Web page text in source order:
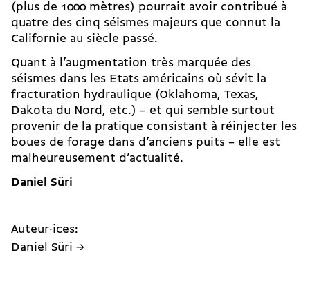
(plus de 1000 mètres) pourrait avoir contribué à
quatre des cinq séismes majeurs que connut la
Californie au siècle passé.
Quant à l’augmentation très marquée des
séismes dans les Etats américains où sévit la
fracturation hydraulique (Oklahoma, Texas,
Dakota du Nord, etc.) – et qui semble surtout
provenir de la pratique consistant à réinjecter les
boues de forage dans d’anciens puits – elle est
malheureusement d’actualité.
Daniel Süri
Auteur·ices:
Daniel Süri →